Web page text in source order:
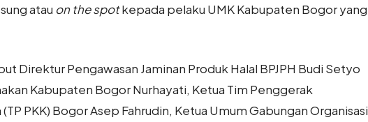
atau on the spotkepada pelaku UMK Kabupaten Bogor yang
Direktur Pengawasan Jaminan Produk Halal BPJPH Budi Setyo
Kabupaten Bogor Nurhayati, Ketua Tim Penggerak
PKK) Bogor Asep Fahrudin, Ketua Umum Gabungan Organisasi